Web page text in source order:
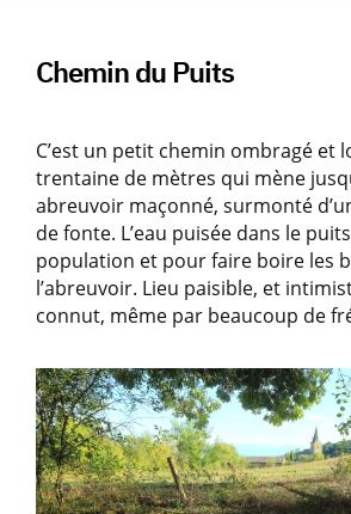
Chemin du Puits
C’est un petit chemin ombragé et
trentaine de mètres qui mène
abreuvoir maçonné, surmonté
de fonte. L’eau puisée dans le
population et pour faire boire les
l’abreuvoir. Lieu paisible, et
connut, même par beaucoup de